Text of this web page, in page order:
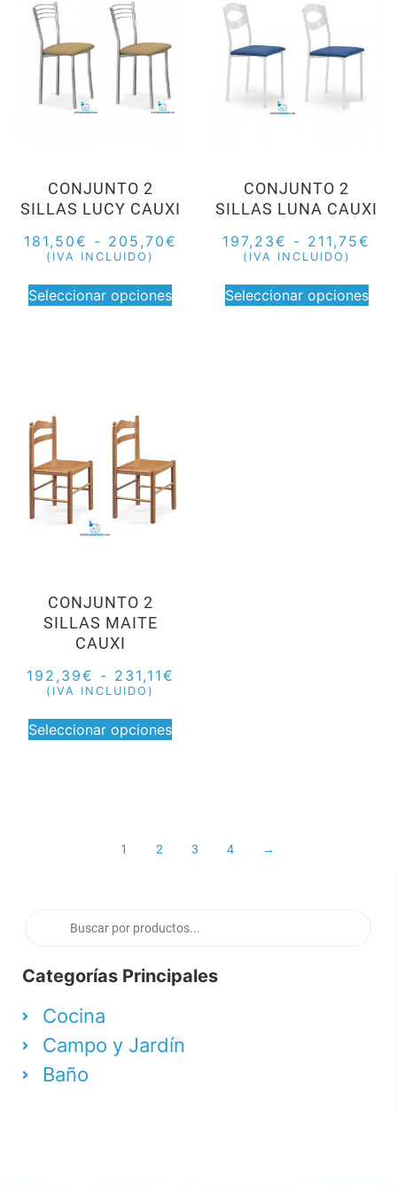
Categorías Principales
Cocina
Campo y Jardín
Baño
CONJUNTO 2
SILLAS LUCY CAUXI
181,50€ - 205,70€
(IVA INCLUIDO)
Seleccionar opciones
CONJUNTO 2
SILLAS LUNA CAUXI
197,23€ - 211,75€
(IVA INCLUIDO)
Seleccionar opciones
CONJUNTO 2
SILLAS MAITE
CAUXI
192,39€ - 231,11€
(IVA INCLUIDO)
Seleccionar opciones
1 2 3 4 →